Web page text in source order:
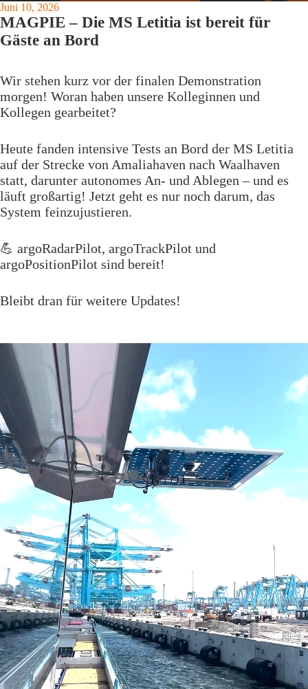
Juni 10, 2026
MAGPIE – Die MS Letitia ist bereit für
Gäste an Bord
Wir stehen kurz vor der finalen Demonstration
morgen! Woran haben unsere Kolleginnen und
Kollegen gearbeitet?
Heute fanden intensive Tests an Bord der MS Letitia
auf der Strecke von Amaliahaven nach Waalhaven
statt, darunter autonomes An- und Ablegen – und es
läuft großartig! Jetzt geht es nur noch darum, das
System feinzujustieren.
💪 argoRadarPilot, argoTrackPilot und
argoPositionPilot sind bereit!
Bleibt dran für weitere Updates!